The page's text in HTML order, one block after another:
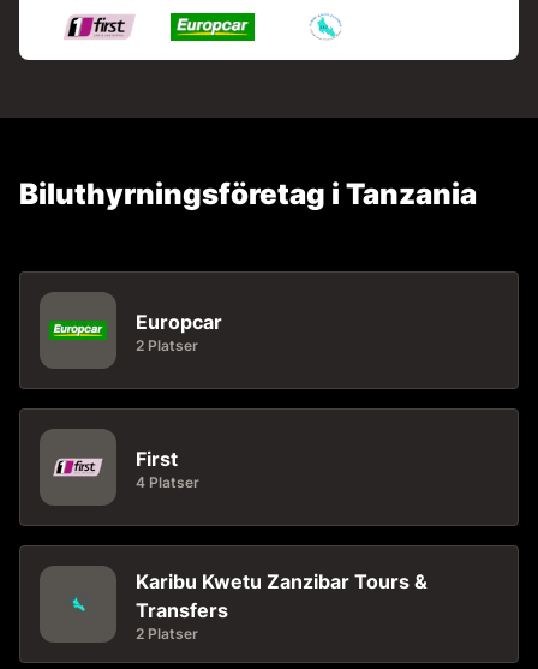
Biluthyrningsföretag i Tanzania
Europcar
2 Platser
First
4 Platser
Karibu Kwetu Zanzibar Tours &
Transfers
2 Platser